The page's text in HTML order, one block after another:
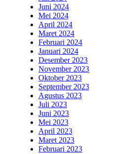
Juni 2024
Mei 2024
April 2024
Maret 2024
Februari 2024
Januari 2024
Desember 2023
November 2023
Oktober 2023
September 2023
Agustus 2023
Juli 2023
Juni 2023
Mei 2023
April 2023
Maret 2023
Februari 2023